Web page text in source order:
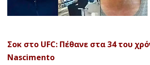
Σοκ στο UFC: Πέθανε στα 34 του
Nascimento